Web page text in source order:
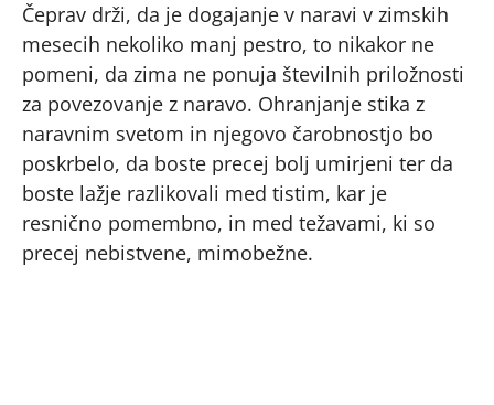
Čeprav drži, da je dogajanje v naravi v zimskih
mesecih nekoliko manj pestro, to nikakor ne
pomeni, da zima ne ponuja številnih priložnosti
za povezovanje z naravo. Ohranjanje stika z
naravnim svetom in njegovo čarobnostjo bo
poskrbelo, da boste precej bolj umirjeni ter da
boste lažje razlikovali med tistim, kar je
resnično pomembno, in med težavami, ki so
precej nebistvene, mimobežne.